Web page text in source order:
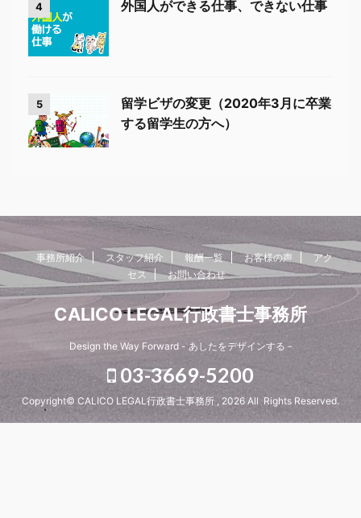
4 外国人ができる仕事、できない仕事
5
留学ビザの変更（2020年3月に卒業
する留学生の方へ）
事務所紹介 スタッフ紹介 報酬一覧 お客様の声
アク
セス
お問い合わせ
CALICO LEGAL行政書士事務所
Design the Way Forward - あしたをデザインする -
03-3669-5200
Copyright© CALICO LEGAL行政書士事務所 , 2026 All Rights Reserved.